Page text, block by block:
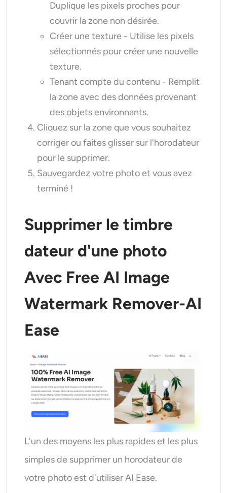
Duplique les pixels proches pour
couvrir la zone non désirée.
Créer une texture - Utilise les pixels
sélectionnés pour créer une nouvelle
texture.
Tenant compte du contenu - Remplit
la zone avec des données provenant
des objets environnants.
Cliquez sur la zone que vous souhaitez
corriger ou faites glisser sur l'horodateur
pour le supprimer.
Sauvegardez votre photo et vous avez
terminé !
Supprimer le timbre
dateur d'une photo
Avec Free AI Image
Watermark Remover-AI
Ease
L'un des moyens les plus rapides et les plus
simples de supprimer un horodateur de
votre photo est d'utiliser AI Ease.